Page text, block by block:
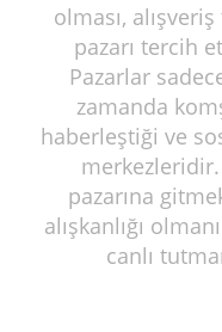
olması,
pazarı tercih
Pazarlar
zamanda
haberleştiği ve
merkezleridir.
pazarına
alışkanlığı
canlı